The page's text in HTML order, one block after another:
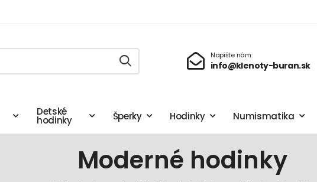
Napište nám:
info@klenoty-buran.sk
Detské
hodinky Šperky Hodinky Numismatika
Moderné hodinky